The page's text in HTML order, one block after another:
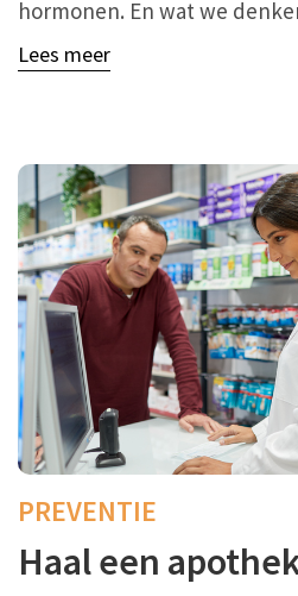
hormonen. En wat we
Lees meer
PREVENTIE
Haal een